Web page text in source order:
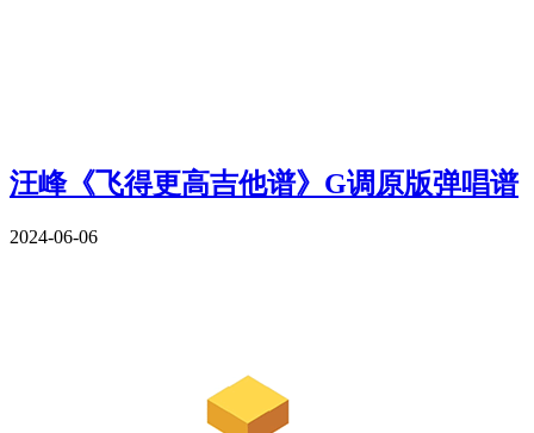
汪峰《飞得更高吉他谱》G调原版弹唱谱
2024-06-06